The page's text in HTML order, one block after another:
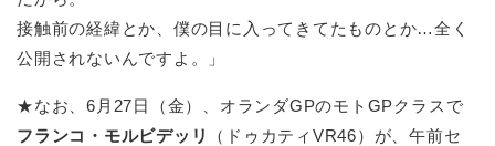
接触前の経緯とか、僕の目に入ってきてたものとか…全く
公開されないんですよ。」
★なお、6月27日（金）、オランダGPのモトGPクラスで
フランコ・モルビデッリ
（ドゥカティVR46）が、午前セ